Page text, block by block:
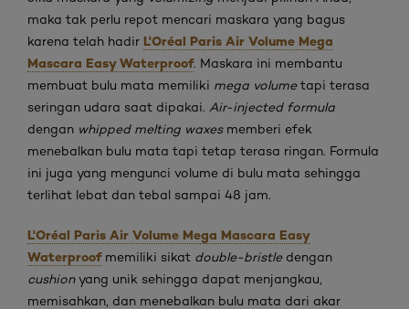
maka tak perlu repot mencari maskara yang bagus
karena telah hadir L'Oréal Paris Air Volume Mega
Mascara Easy Waterproof. Maskara ini membantu
membuat bulu mata memiliki mega volumetapi terasa
seringan udara saat dipakai. Air-injected formula
dengan whipped melting waxesmemberi efek
menebalkan bulu mata tapi tetap terasa ringan. Formula
ini juga yang mengunci volume di bulu mata sehingga
terlihat lebat dan tebal sampai 48 jam.
L'Oréal Paris Air Volume Mega Mascara Easy
Waterproofmemiliki sikat double-bristledengan
cushionyang unik sehingga dapat menjangkau,
memisahkan, dan menebalkan bulu mata dari akar